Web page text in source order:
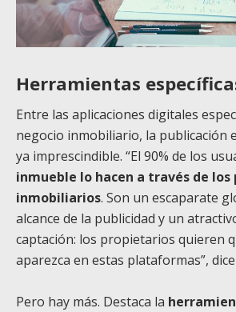
Herramientas
Entre las aplicaciones digitales
negocio inmobiliario, la publicación
ya imprescindible. “El 90% de los
inmueble lo hacen a través de
inmobiliarios. Son un escaparate
alcance de la publicidad y un
captación: los propietarios quieren
aparezca en estas plataformas”,
Pero hay más. Destaca la